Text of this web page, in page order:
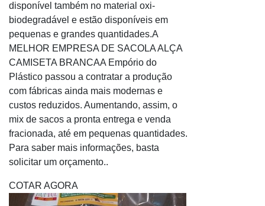
Envelope plástico oficio
Envelope plástico para cd
Envelope plástico para correspondência
Envelope plástico para documentos
Envelope plástico para encomenda
Envelope plástico para envio correios
Envelope plástico personalizado
Envelope plástico sedex
Envelope plástico segurança
Envelope plástico tipo sedex
Envelope plástico transparente
Envelope plástico transparente com lacre
Envelope remetente destinatário
disponível também no material oxi-
biodegradável e estão disponíveis em
pequenas e grandes quantidades.A
MELHOR EMPRESA DE SACOLA ALÇA
CAMISETA BRANCAA Empório do
Plástico passou a contratar a produção
com fábricas ainda mais modernas e
custos reduzidos. Aumentando, assim, o
mix de sacos a pronta entrega e venda
fracionada, até em pequenas quantidades.
Para saber mais informações, basta
solicitar um orçamento..
COTAR AGORA